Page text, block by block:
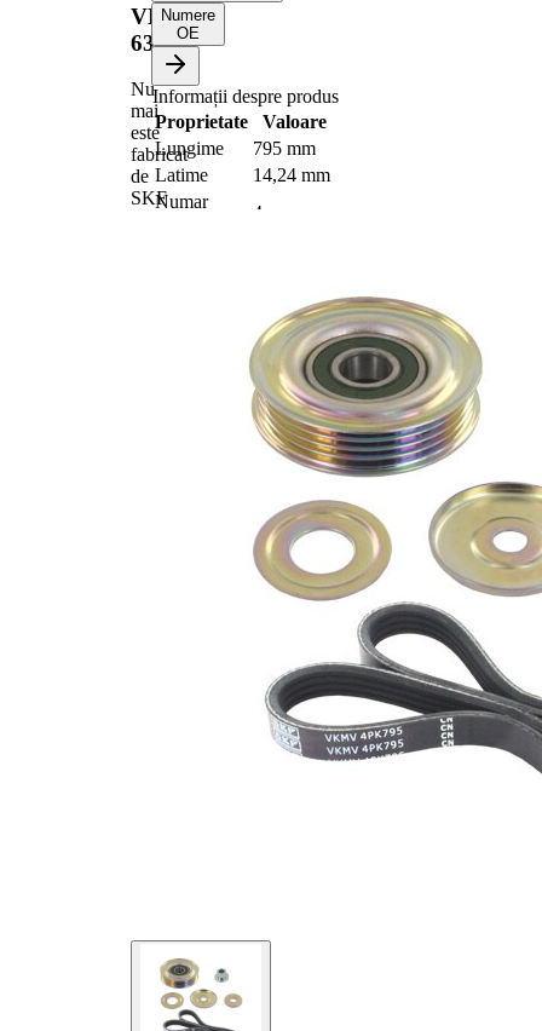
VKMA
63001
Nu
mai
este
fabricat
de
SKF
Numere
OE
Informații despre produs
Proprietate
Valoare
Lungime
795 mm
Latime
14,24 mm
Numar
4
SVHC
EPDM
(etilen
propilen
dienă
cauciuc)
Listă de piese de schimb
Număr
articol
ghidare/conducere,
curea transmisie
VKM
63001
1
Curea transmisie
VKMV
4PK795
1